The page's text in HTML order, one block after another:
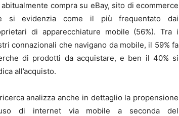
compra su eBay, sito di ecommerce
si evidenzia come il più frequentato dai
di apparecchiature mobile (56%). Tra i
connazionali che navigano da mobile, il 59% fa
di prodotti da acquistare, e ben il 40% si
all’acquisto.
analizza anche in dettaglio la propensione
di internet via mobile a seconda del